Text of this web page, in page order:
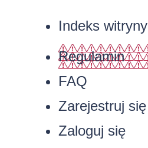
Indeks witryny
Regulamin
FAQ
Zarejestruj się
Zaloguj się